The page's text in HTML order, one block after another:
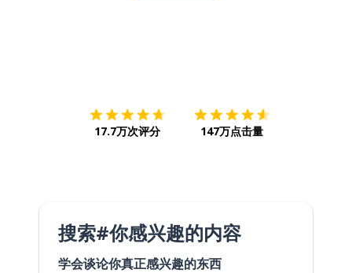
17.7万次评分 147万点击量
搜索#你感兴趣的内容
学会谈论你真正感兴趣的东西